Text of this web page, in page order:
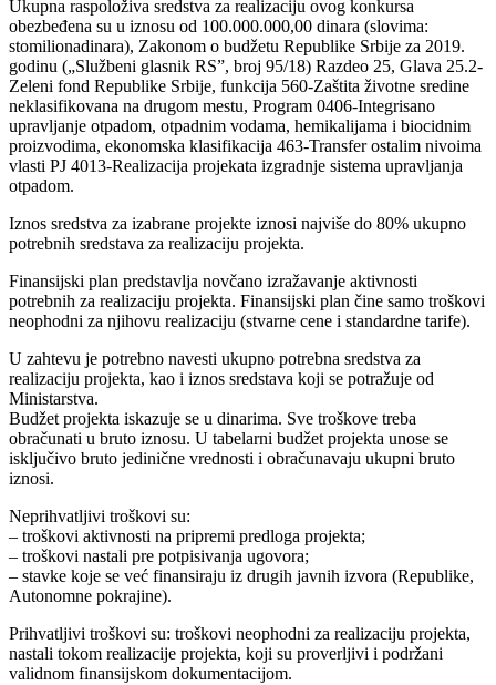
Ukupna raspoloživa sredstva za realizaciju ovog konkursa
obezbeđena su u iznosu od 100.000.000,00 dinara (slovima:
stomilionadinara), Zakonom o budžetu Republike Srbije za 2019.
godinu („Službeni glasnik RS”, broj 95/18) Razdeo 25, Glava 25.2-
Zeleni fond Republike Srbije, funkcija 560-Zaštita životne sredine
neklasifikovana na drugom mestu, Program 0406-Integrisano
upravljanje otpadom, otpadnim vodama, hemikalijama i biocidnim
proizvodima, ekonomska klasifikacija 463-Transfer ostalim nivoima
vlasti PJ 4013-Realizacija projekata izgradnje sistema upravljanja
otpadom.
Iznos sredstva za izabrane projekte iznosi najviše do 80% ukupno
potrebnih sredstava za realizaciju projekta.
Finansijski plan predstavlja novčano izražavanje aktivnosti
potrebnih za realizaciju projekta. Finansijski plan čine samo troškovi
neophodni za njihovu realizaciju (stvarne cene i standardne tarife).
U zahtevu je potrebno navesti ukupno potrebna sredstva za
realizaciju projekta, kao i iznos sredstava koji se potražuje od
Ministarstva.
Budžet projekta iskazuje se u dinarima. Sve troškove treba
obračunati u bruto iznosu. U tabelarni budžet projekta unose se
isključivo bruto jedinične vrednosti i obračunavaju ukupni bruto
iznosi.
Neprihvatljivi troškovi su:
– troškovi aktivnosti na pripremi predloga projekta;
– troškovi nastali pre potpisivanja ugovora;
– stavke koje se već finansiraju iz drugih javnih izvora (Republike,
Autonomne pokrajine).
Prihvatljivi troškovi su: troškovi neophodni za realizaciju projekta,
nastali tokom realizacije projekta, koji su proverljivi i podržani
validnom finansijskom dokumentacijom.